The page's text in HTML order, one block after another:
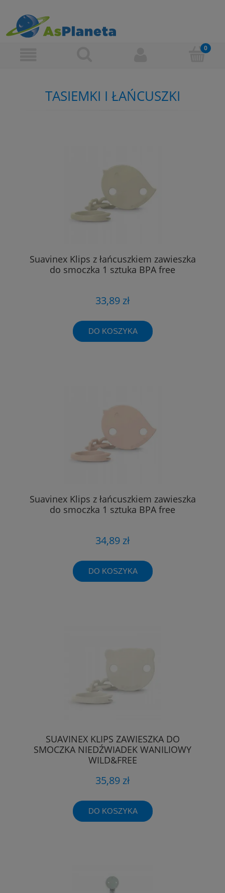
TASIEMKI I ŁAŃCUSZKI
Suavinex Klips z łańcuszkiem zawieszka
do smoczka 1 sztuka BPA free
33,89 zł
DO KOSZYKA
Suavinex Klips z łańcuszkiem zawieszka
do smoczka 1 sztuka BPA free
34,89 zł
DO KOSZYKA
SUAVINEX KLIPS ZAWIESZKA DO
SMOCZKA NIEDŹWIADEK WANILIOWY
WILD&FREE
35,89 zł
DO KOSZYKA